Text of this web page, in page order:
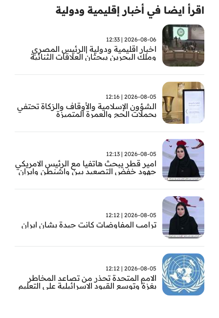
اقرأ ايضا في أخبار إقليمية ودولية
2026-08-06 | 12:33
اخبار اقليمية ودولية |الرئيس المصري
وملك البحرين يبحثان العلاقات الثنائية
2026-08-05 | 12:16
الشؤون الإسلامية والأوقاف والزكاة تحتفي
بحملات الحج والعمرة المتميزة
2026-08-05 | 12:13
امير قطر يبحث هاتفيا مع الرئيس الامريكي
جهود خفض التصعيد بين واشنطن وايران
2026-08-05 | 12:12
ترامب المفاوضات كانت جيدة بشان ايران
2026-08-05 | 12:12
الامم المتحدة تحذر من تصاعد المخاطر
بغزة وتوسع القيود الاسرائيلية على التعليم